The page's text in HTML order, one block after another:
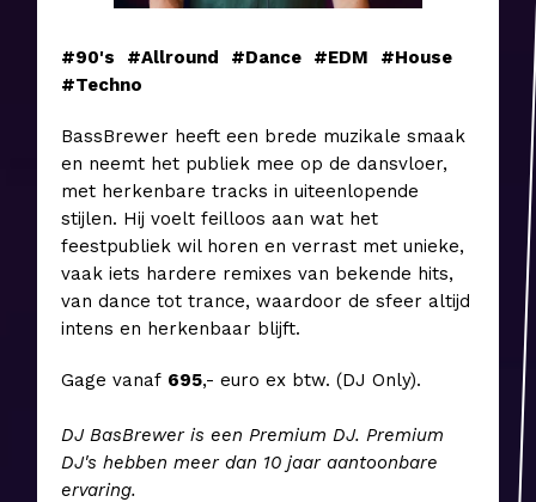
#90's #Allround #Dance #EDM
#House
#Techno
BassBrewer heeft een brede muzikale smaak
en neemt het publiek mee op de dansvloer,
met herkenbare tracks in uiteenlopende
stijlen. Hij voelt feilloos aan wat het
feestpubliek wil horen en verrast met unieke,
vaak iets hardere remixes van bekende hits,
van dance tot trance, waardoor de sfeer altijd
intens en herkenbaar blijft.
Gage vanaf 695,- euro ex btw. (DJ Only).
DJ BasBrewer is een Premium DJ. Premium
DJ's hebben meer dan 10 jaar aantoonbare
ervaring.